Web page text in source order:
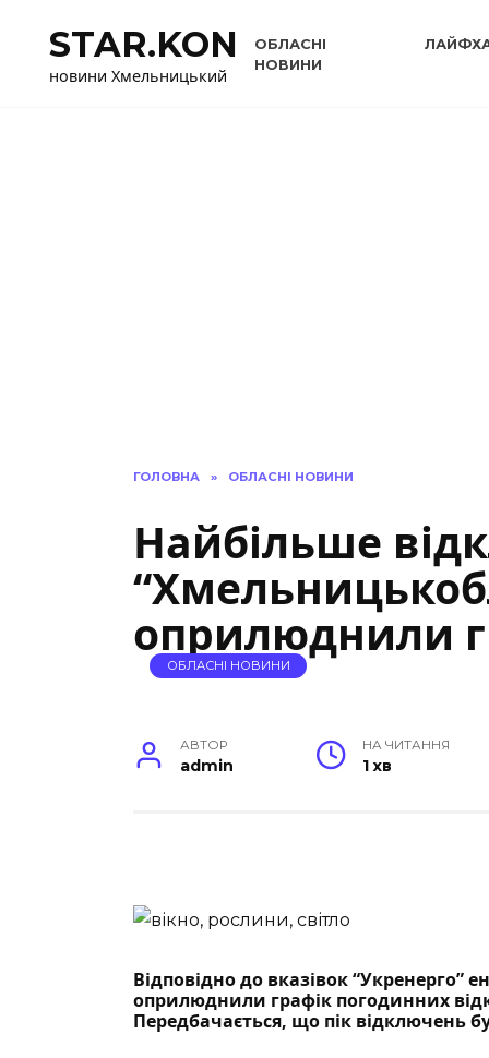
вмістуSTAR.KON
новини Хмельницький
ОБЛАСНІ
НОВИНИ
ГОЛОВНА » ОБЛАСНІ НОВИНИ
Найбільше
оприлюднили
ОБЛАСНІ НОВИНИ
АВТОР
admin
НА ЧИТАННЯ
1 хв
Відповідно до вказівок
оприлюднили графік погодинних
Передбачається, що пік відключень